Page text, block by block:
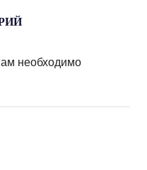
необходимо